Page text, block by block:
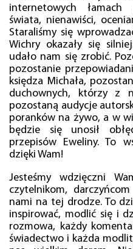
internetowych
świata, nienawiści,
Staraliśmy się
Wichry okazały się
udało nam się zrobić.
pozostanie
księdza Michała,
duchownych, którzy z
pozostaną audycje
poranków na żywo, a w
będzie się unosił
przepisów Eweliny. To
dzięki Wam!
Jesteśmy wdzięczni
czytelnikom,
nami na tej drodze. To
inspirować, modlić się i
rozmowa, każdy
świadectwo i każda